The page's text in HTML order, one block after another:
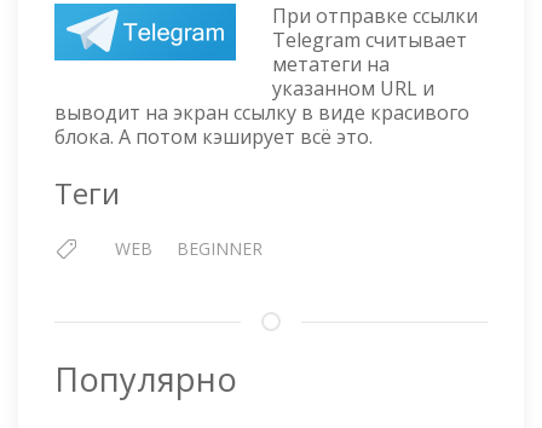
СБРАСЫВАЕМ
КЭШ
ССЫЛКИ
При отправке ссылки
Telegram считывает
метатеги на
указанном URL и
выводит на экран ссылку в виде красивого
блока. А потом кэширует всё это.
Теги
WEB BEGINNER
Популярно